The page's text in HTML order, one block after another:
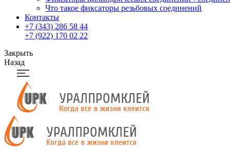
Что такое фиксаторы резьбовых соединений
Контакты
+7 (343) 286 58 44
+7 (922) 170 02 22
Закрыть
Назад